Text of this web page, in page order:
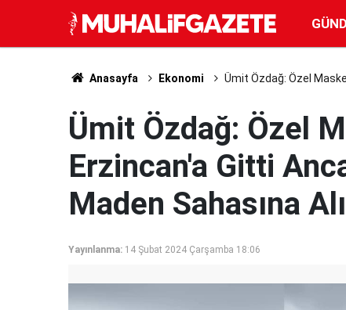
Anasayfa Ekonomi Ümit Özdağ: Özel
Ümit Özdağ: Özel
Erzincan'a Gitti
Maden Sahasına
Yayınlanma: 14 Şubat 2024 Çarşamba 18:06